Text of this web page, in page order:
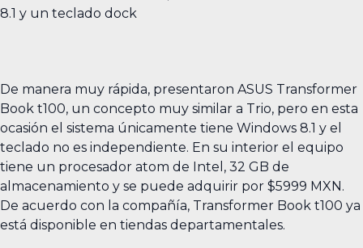
De manera muy rápida, presentaron ASUS Transformer
Book t100, un concepto muy similar a Trio, pero en esta
ocasión el sistema únicamente tiene Windows 8.1 y el
teclado no es independiente. En su interior el equipo
tiene un procesador atom de Intel, 32 GB de
almacenamiento y se puede adquirir por $5999 MXN.
De acuerdo con la compañía, Transformer Book t100 ya
está disponible en tiendas departamentales.